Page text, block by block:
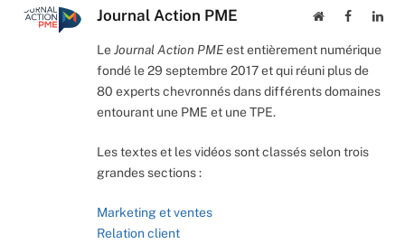
Journal Action PME WebsiteFacebook
LeJournal Action PMEest entièrement numérique
fondé le 29 septembre 2017 et qui réuni plus de
80 experts chevronnés dans différents domaines
entourant une PME et une TPE.
Les textes et les vidéos sont classés selon trois
grandes sections :
Marketing et ventes
Relation client